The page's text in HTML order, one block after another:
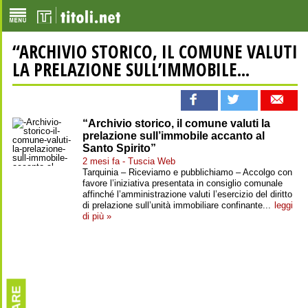
“ARCHIVIO STORICO, IL COMUNE VALUTI
LA PRELAZIONE SULL’IMMOBILE...
“Archivio storico, il comune valuti la
prelazione sull’immobile accanto al
Santo Spirito”
2 mesi fa - Tuscia Web
Tarquinia – Riceviamo e pubblichiamo – Accolgo con
favore l’iniziativa presentata in consiglio comunale
affinché l’amministrazione valuti l’esercizio del diritto
di prelazione sull’unità immobiliare confinante... leggi
di più »